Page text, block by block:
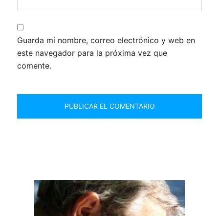
Guarda mi nombre, correo electrónico y web en
este navegador para la próxima vez que
comente.